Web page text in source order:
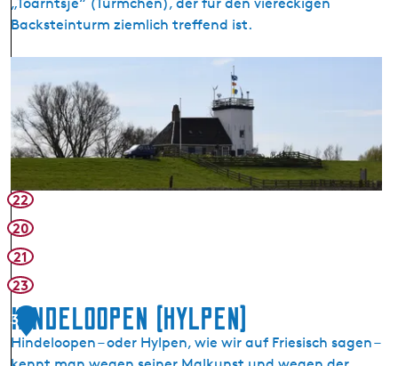
Backsteinturm ziemlich treffend ist.
r
L
e
u
c
h
t
t
u
m
v
22
20
21
23
3
Hindeloopen (Hylpen)
Hindeloopen – oder Hylpen, wie wir auf Friesisch sagen –